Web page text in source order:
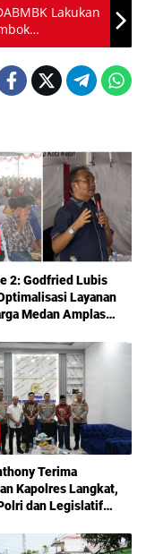
Lakukan
Polonia
2: Godfried Lubis
Layanan
Medan Amplas
Bermodal KTP
Terima
Kapolres Langkat,
dan Legislatif